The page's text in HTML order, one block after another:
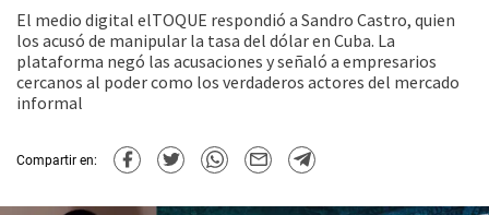
El medio digital elTOQUE respondió a Sandro Castro, quien
los acusó de manipular la tasa del dólar en Cuba. La
plataforma negó las acusaciones y señaló a empresarios
cercanos al poder como los verdaderos actores del mercado
informal
Compartir en: